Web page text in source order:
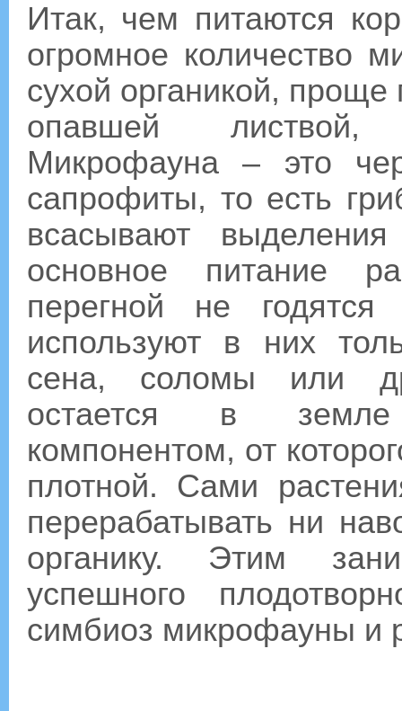
Итак, чем питаются
огромное количество
сухой органикой,
опавшей листвой,
Микрофауна – это
сапрофиты, то есть
всасывают
основное питание
перегной не
используют в них
сена, соломы или
остается в
компонентом, от
плотной. Сами
перерабатывать ни
органику. Этим
успешного
симбиоз микрофауны и